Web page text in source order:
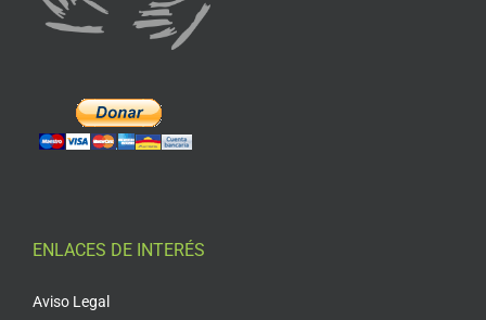
ENLACES DE INTERÉS
Aviso Legal